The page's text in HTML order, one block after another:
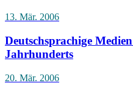
13. Mär. 2006
Deutschsprachige
Jahrhunderts
20. Mär. 2006